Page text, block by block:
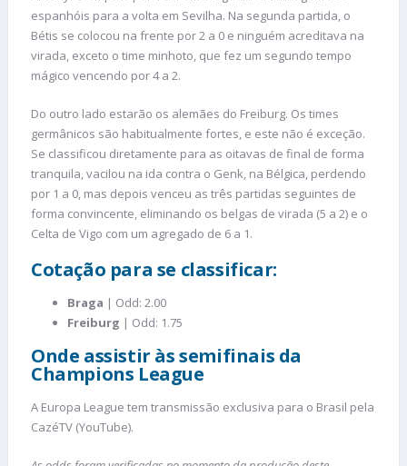
espanhóis para a volta em Sevilha. Na segunda partida, o
Bétis se colocou na frente por 2 a 0 e ninguém acreditava na
virada, exceto o time minhoto, que fez um segundo tempo
mágico vencendo por 4 a 2.
Do outro lado estarão os alemães do Freiburg. Os times
germânicos são habitualmente fortes, e este não é exceção.
Se classificou diretamente para as oitavas de final de forma
tranquila, vacilou na ida contra o Genk, na Bélgica, perdendo
por 1 a 0, mas depois venceu as três partidas seguintes de
forma convincente, eliminando os belgas de virada (5 a 2) e o
Celta de Vigo com um agregado de 6 a 1.
Cotação para se classificar:
Braga | Odd: 2.00
Freiburg | Odd: 1.75
Onde assistir às semifinais da
Champions League
A Europa League tem transmissão exclusiva para o Brasil pela
CazéTV (YouTube).